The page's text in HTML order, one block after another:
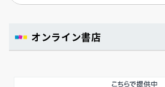
オンライン書店